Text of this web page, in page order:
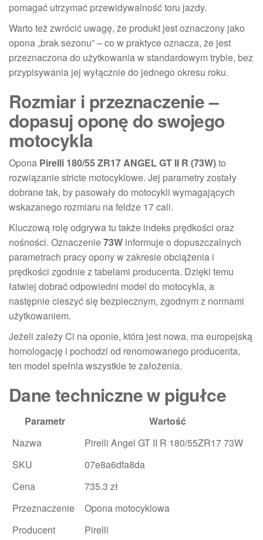
pomagać utrzymać przewidywalność toru jazdy.
Warto też zwrócić uwagę, że produkt jest oznaczony jako
opona „brak sezonu” – co w praktyce oznacza, że jest
przeznaczona do użytkowania w standardowym trybie, bez
przypisywania jej wyłącznie do jednego okresu roku.
Rozmiar i przeznaczenie –
dopasuj oponę do swojego
motocykla
Opona Pirelli 180/55 ZR17 ANGEL GT II R (73W)to
rozwiązanie stricte motocyklowe. Jej parametry zostały
dobrane tak, by pasowały do motocykli wymagających
wskazanego rozmiaru na feldze 17 cali.
Kluczową rolę odgrywa tu także indeks prędkości oraz
nośności. Oznaczenie73W informuje o dopuszczalnych
parametrach pracy opony w zakresie obciążenia i
prędkości zgodnie z tabelami producenta. Dzięki temu
łatwiej dobrać odpowiedni model do motocykla, a
następnie cieszyć się bezpiecznym, zgodnym z normami
użytkowaniem.
Jeżeli zależy Ci na oponie, która jest nowa, ma europejską
homologację i pochodzi od renomowanego producenta,
ten model spełnia wszystkie te założenia.
Dane techniczne w pigułce
Parametr
Wartość
Nazwa
Pirelli Angel GT II R 180/55ZR17 73W
SKU
07e8a6dfa8da
Cena
735.3 zł
Przeznaczenie
Opona motocyklowa
Producent
Pirelli